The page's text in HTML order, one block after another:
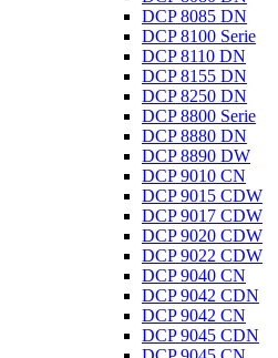
DCP 8085 DN
DCP 8100 Serie
DCP 8110 DN
DCP 8155 DN
DCP 8250 DN
DCP 8800 Serie
DCP 8880 DN
DCP 8890 DW
DCP 9010 CN
DCP 9015 CDW
DCP 9017 CDW
DCP 9020 CDW
DCP 9022 CDW
DCP 9040 CN
DCP 9042 CDN
DCP 9042 CN
DCP 9045 CDN